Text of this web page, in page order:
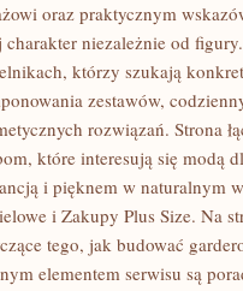
oraz praktycznym
charakter niezależnie od
którzy szukają
zestawów,
rozwiązań. Strona
które interesują się modą
i pięknem w naturalnym
i Zakupy Plus Size. Na
tego, jak budować
elementem serwisu są